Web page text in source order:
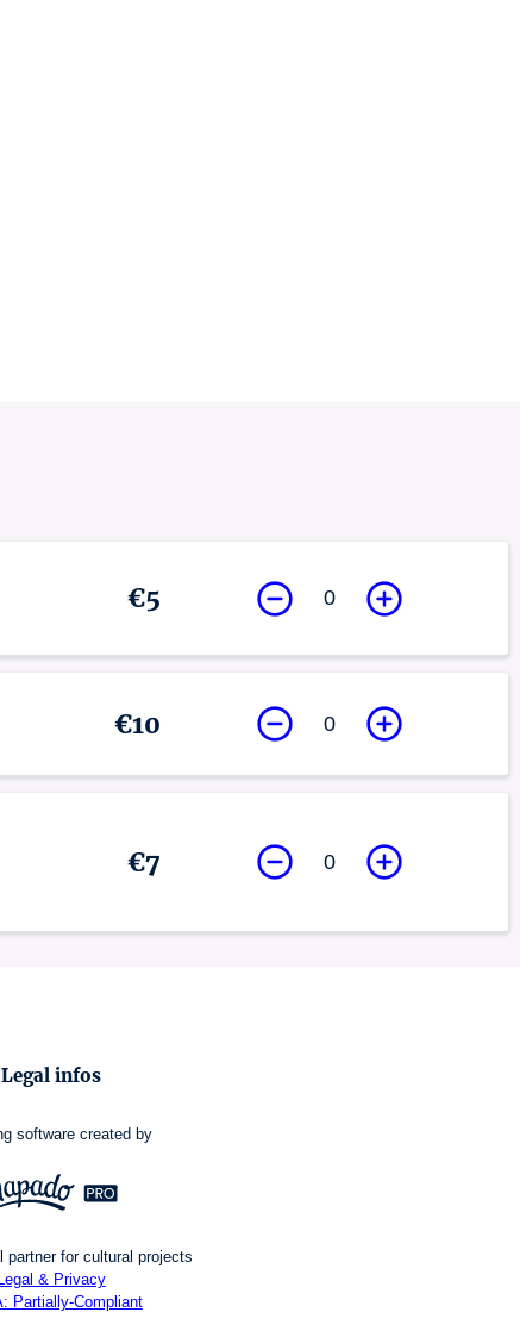
€5 0
€10 0
€7 0
Legal infos
software created by
partner for cultural projects
Legal & Privacy
Partially-Compliant